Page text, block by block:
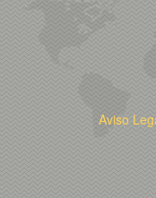
Aviso